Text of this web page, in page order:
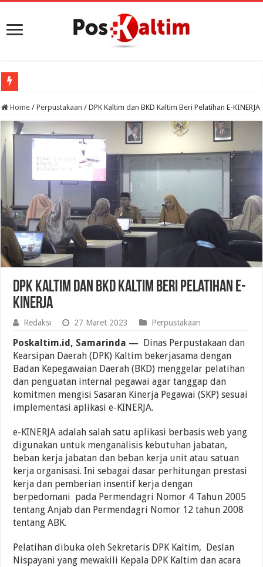
Home / Perpustakaan / DPK Kaltim dan BKD Kaltim Beri Pelatihan E-KINERJA
DPK Kaltim dan BKD Kaltim Beri Pelatihan E-
KINERJA
Redaksi 27 Maret 2023 Perpustakaan
Poskaltim.id, Samarinda —
Dinas Perpustakaan dan
Kearsipan Daerah (DPK) Kaltim bekerjasama dengan
Badan Kepegawaian Daerah (BKD) menggelar pelatihan
dan penguatan internal pegawai agar tanggap dan
komitmen mengisi Sasaran Kinerja Pegawai (SKP) sesuai
implementasi aplikasi e-KINERJA.
e-KINERJA adalah salah satu aplikasi berbasis web yang
digunakan untuk menganalisis kebutuhan jabatan,
beban kerja jabatan dan beban kerja unit atau satuan
kerja organisasi. Ini sebagai dasar perhitungan prestasi
kerja dan pemberian insentif kerja dengan
berpedomani pada Permendagri Nomor 4 Tahun 2005
tentang Anjab dan Permendagri Nomor 12 tahun 2008
tentang ABK.
Pelatihan dibuka oleh Sekretaris DPK Kaltim, Deslan
Nispayani yang mewakili Kepala DPK Kaltim dan acara